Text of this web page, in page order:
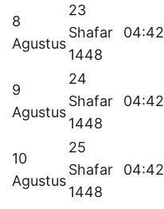
8
Agustus
23
Shafar
1448
04:42
9
Agustus
24
Shafar
1448
04:42
10
Agustus
25
Shafar
1448
04:42